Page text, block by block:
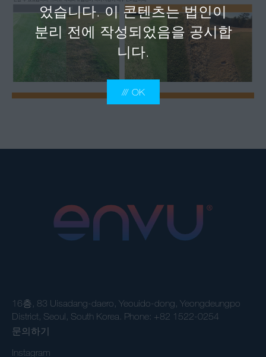
16층, 83 Uisadang-daero, Yeouido-dong, Yeongdeungpo
District, Seoul, South Korea. Phone: +82 1522-0254
문의하기
Instagram
었습니다. 이 콘텐츠는 법인이
분리 전에 작성되었음을 공시합
니다.
OK